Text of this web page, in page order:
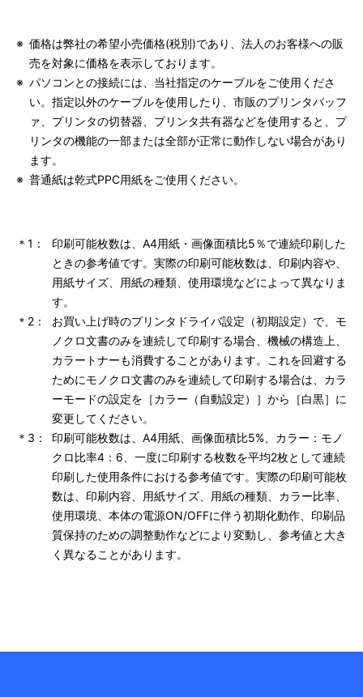
※ 価格は弊社の希望小売価格(税別)であり、法人のお客様への販
売を対象に価格を表示しております。
※ パソコンとの接続には、当社指定のケーブルをご使用くださ
い。指定以外のケーブルを使用したり、市販のプリンタバッフ
ァ、プリンタの切替器、プリンタ共有器などを使用すると、プ
リンタの機能の一部または全部が正常に動作しない場合があり
ます。
※ 普通紙は乾式PPC用紙をご使用ください。
＊1：
印刷可能枚数は、A4用紙・画像面積比5％で連続印刷した
ときの参考値です。実際の印刷可能枚数は、印刷内容や、
用紙サイズ、用紙の種類、使用環境などによって異なりま
す。
＊2：
お買い上げ時のプリンタドライバ設定（初期設定）で、モ
ノクロ文書のみを連続して印刷する場合、機械の構造上、
カラートナーも消費することがあります。これを回避する
ためにモノクロ文書のみを連続して印刷する場合は、カラ
ーモードの設定を［カラー（自動設定）］から［白黒］に
変更してください。
＊3：
印刷可能枚数は、A4用紙、画像面積比5%、カラー：モノ
クロ比率4：6、一度に印刷する枚数を平均2枚として連続
印刷した使用条件における参考値です。実際の印刷可能枚
数は、印刷内容、用紙サイズ、用紙の種類、カラー比率、
使用環境、本体の電源ON/OFFに伴う初期化動作、印刷品
質保持のための調整動作などにより変動し、参考値と大き
く異なることがあります。